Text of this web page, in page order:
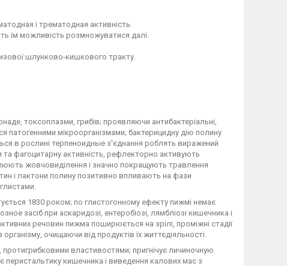
і трематодная активність.
їм можливість розмножуватися далі.
шлунково-кишкового тракту.
токсоплазми, грибів; проявляючи антибактеріальні,
патогенними мікроорганізмами; бактерицидну дію полину
в рослині терпеноидные з'єднання роблять виражений
фагоцитарну активність, рефлекторно активують
жовчовиділення і значно покращують травлення
і лактони полину позитивно впливають на фази
1830 роком; по глистогонному ефекту пижмі немає
засіб при аскаридозі, ентеробіозі, лямбліозі кишечника і
речовин пижма поширюється на зрілі, проміжні стадії
очищаючи від продуктів їх життєдіяльності.
властивостями; пригнічує личиночную
перистальтику кишечника і виведення калових мас з